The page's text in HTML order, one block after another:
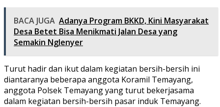
BACA JUGA Adanya Program BKKD, Kini Masyarakat
Desa Betet Bisa Menikmati Jalan Desa yang
Semakin Nglenyer
Turut hadir dan ikut dalam kegiatan bersih-bersih ini
diantaranya beberapa anggota Koramil Temayang,
anggota Polsek Temayang yang turut bekerjasama
dalam kegiatan bersih-bersih pasar induk Temayang.